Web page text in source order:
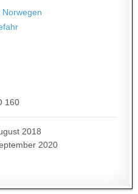
Norwegen
160
2018
2020